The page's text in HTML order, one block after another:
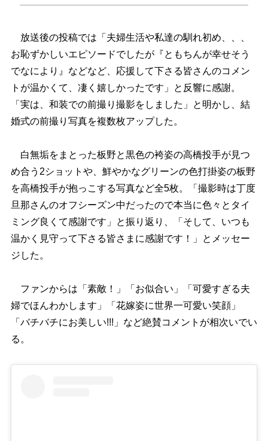
放送後の投稿では「夫婦生活や私達の馴れ初め、、、
お恥ずかしいエピソードでしたが『ともちんが幸せそう
でなにより』などなど、応援して下さる皆さんのコメン
トが温かくて、凄く嬉しかったです」と反響に感謝。
「実は、和装での前撮り撮影をしました」と明かし、結
婚式の前撮り写真を複数枚アップした。
白無垢をまとった板野と黒色の袴姿の高橋投手が見つ
め合う2ショットや、鮮やかなグリーンの色打掛姿の板野
を高橋投手が抱っこする写真など全5枚。「撮影時は丁度
旦那さんのオフシーズン中だったので本当に色々とタイ
ミング良くて感謝です」と振り返り、「そして、いつも
温かく見守って下さる皆さまに感謝です！」とメッセー
ジした。
ファンからは「素敵！」「お似合い」「可愛すぎる夫
婦でほんわかします」「花嫁姿に世界一可愛い笑顔」
「バチバチにお美しい!!!」など絶賛コメントが相次いでい
る。